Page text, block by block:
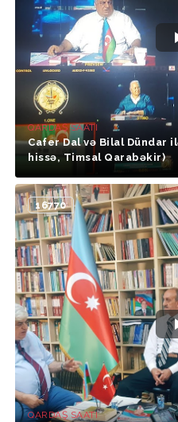
QARDAŞ SAATI
Cafer Dal və Bilal Dündar
hissə, Timsal Qarabəkir)
16770
QARDAŞ SAATI